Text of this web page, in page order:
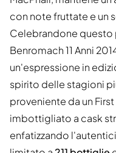
con note fruttate e un
Celebrandone questo
Benromach 11 Anni
un'espressione in
spirito delle stagioni
proveniente da un
imbottigliato a cask
enfatizzando